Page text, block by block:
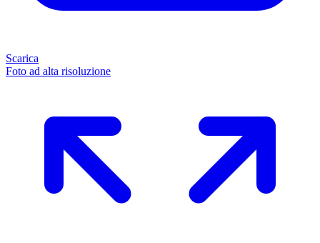
Scarica
Foto ad alta risoluzione